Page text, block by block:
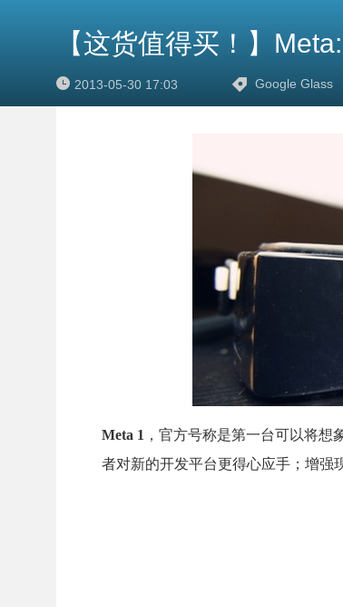
【这货值得买！】
2013-05-30 17:03 Google Glass
Meta 1 ，官方号称是第一台可以将
者对新的开发平台更得心应手；增强